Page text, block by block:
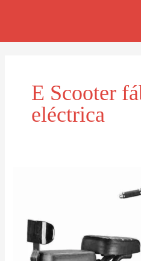
E Scooter
eléctrica